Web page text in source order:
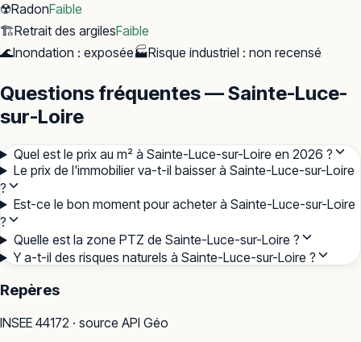
☢️RadonFaible
🏗️Retrait des argilesFaible
🌊Inondation : exposée🏭Risque industriel : non recensé
Questions fréquentes — Sainte-Luce-
sur-Loire
Quel est le prix au m² à Sainte-Luce-sur-Loire en 2026 ?
Le prix de l'immobilier va-t-il baisser à Sainte-Luce-sur-Loire
?
Est-ce le bon moment pour acheter à Sainte-Luce-sur-Loire
?
Quelle est la zone PTZ de Sainte-Luce-sur-Loire ?
Y a-t-il des risques naturels à Sainte-Luce-sur-Loire ?
Repères
INSEE 44172 · source API Géo